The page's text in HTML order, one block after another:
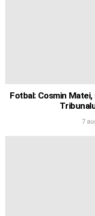
Fotbal: Cosmin
7